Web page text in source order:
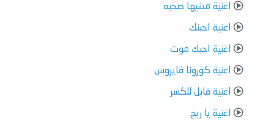
اغنية مشيها صحبه
اغنية احبنك
اغنية احبك موت
اغنية كورونا فايروس
اغنية قابل للكسر
اغنية يا ريح